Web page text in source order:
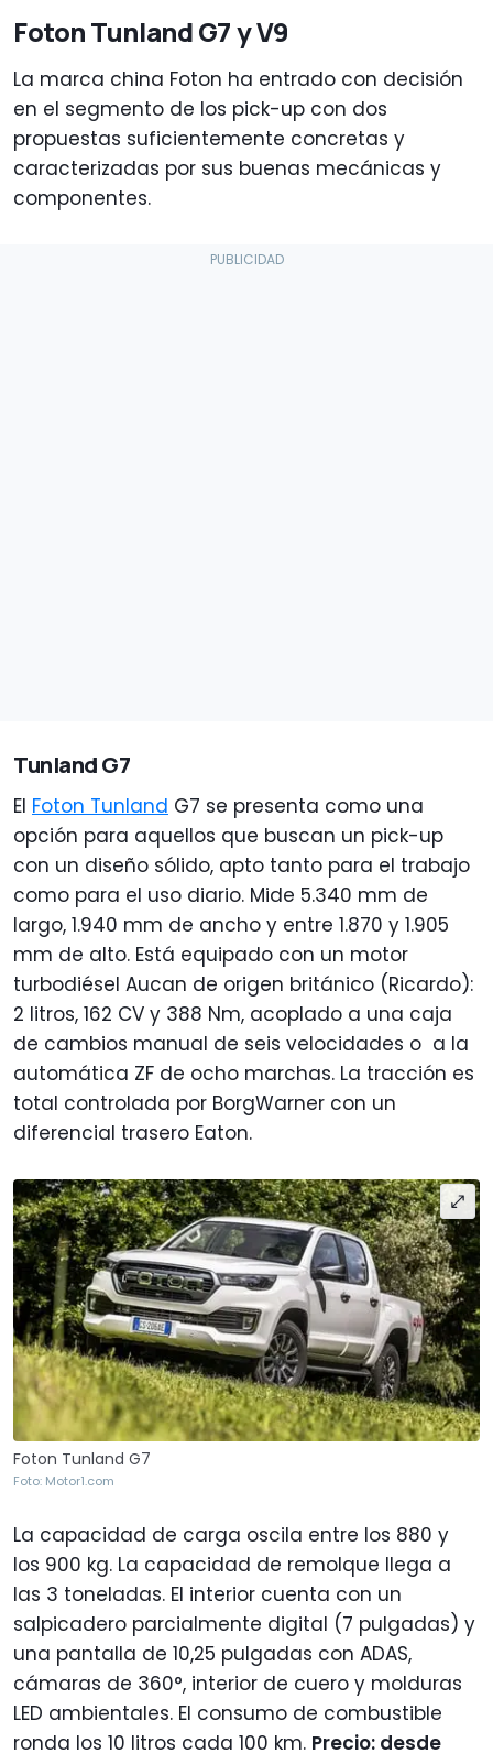
Foton Tunland G7 y V9
La marca china Foton ha entrado con decisión
en el segmento de los pick-up con dos
propuestas suficientemente concretas y
caracterizadas por sus buenas mecánicas y
componentes.
Tunland G7
El Foton Tunland G7 se presenta como una
opción para aquellos que buscan un pick-up
con un diseño sólido, apto tanto para el trabajo
como para el uso diario. Mide 5.340 mm de
largo, 1.940 mm de ancho y entre 1.870 y 1.905
mm de alto. Está equipado con un motor
turbodiésel Aucan de origen británico (Ricardo):
2 litros, 162 CV y 388 Nm, acoplado a una caja
de cambios manual de seis velocidades o a la
automática ZF de ocho marchas. La tracción es
total controlada por BorgWarner con un
diferencial trasero Eaton.
Foton Tunland G7
Foto: Motor1.com
La capacidad de carga oscila entre los 880 y
los 900 kg. La capacidad de remolque llega a
las 3 toneladas. El interior cuenta con un
salpicadero parcialmente digital (7 pulgadas) y
una pantalla de 10,25 pulgadas con ADAS,
cámaras de 360°, interior de cuero y molduras
LED ambientales. El consumo de combustible
ronda los 10 litros cada 100 km. Precio: desde